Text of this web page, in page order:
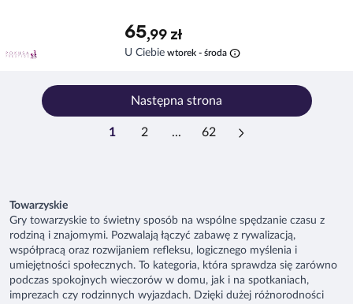
65,99 zł
U Ciebie wtorek - środa info
Następna strona
1 2 ... 62
Towarzyskie
Gry towarzyskie to świetny sposób na wspólne spędzanie czasu z
rodziną i znajomymi. Pozwalają łączyć zabawę z rywalizacją,
współpracą oraz rozwijaniem refleksu, logicznego myślenia i
umiejętności społecznych. To kategoria, która sprawdza się zarówno
podczas spokojnych wieczorów w domu, jak i na spotkaniach,
imprezach czy rodzinnych wyjazdach. Dzięki dużej różnorodności